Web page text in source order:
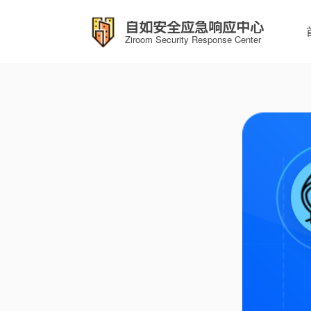
自如安全应急响应中心
Ziroom Security Response Center